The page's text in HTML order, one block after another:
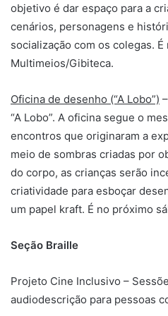
objetivo é dar espaço para a
cenários, personagens e
socialização com os colegas. É
Multimeios/Gibiteca.
Oficina de desenho (“A Lobo”)
“A Lobo”. A oficina segue o
encontros que originaram a
meio de sombras criadas por
do corpo, as crianças serão
criatividade para esboçar
um papel kraft. É no próximo
Seção Braille
Projeto Cine Inclusivo –
audiodescrição para pessoas